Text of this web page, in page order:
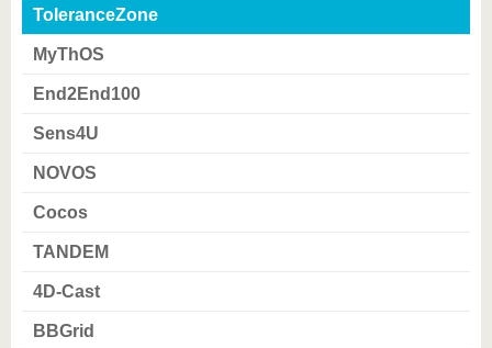
ToleranceZone
MyThOS
End2End100
Sens4U
NOVOS
Cocos
TANDEM
4D-Cast
BBGrid